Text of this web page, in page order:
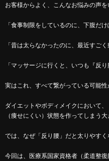
お客様からよく、こんなお悩みの声を
「食事制限をしているのに、下腹だ
「昔は太らなかったのに、最近すご
「マッサージに行くと、いつも『反
実はこれ、すべて繋がっている可能
ダイエットやボディメイクにおいて
（痩せにくい）状態を作ってしまう
では、なぜ「反り腰」だと太りやす
今回は、医療系国家資格者（柔道整